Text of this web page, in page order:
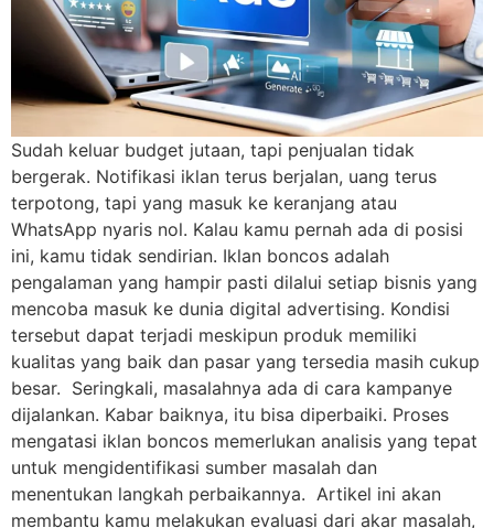
Sudah keluar budget jutaan, tapi penjualan tidak
bergerak. Notifikasi iklan terus berjalan, uang terus
terpotong, tapi yang masuk ke keranjang atau
WhatsApp nyaris nol. Kalau kamu pernah ada di posisi
ini, kamu tidak sendirian. Iklan boncos adalah
pengalaman yang hampir pasti dilalui setiap bisnis yang
mencoba masuk ke dunia digital advertising. Kondisi
tersebut dapat terjadi meskipun produk memiliki
kualitas yang baik dan pasar yang tersedia masih cukup
besar. Seringkali, masalahnya ada di cara kampanye
dijalankan. Kabar baiknya, itu bisa diperbaiki. Proses
mengatasi iklan boncos memerlukan analisis yang tepat
untuk mengidentifikasi sumber masalah dan
menentukan langkah perbaikannya. Artikel ini akan
membantu kamu melakukan evaluasi dari akar masalah,